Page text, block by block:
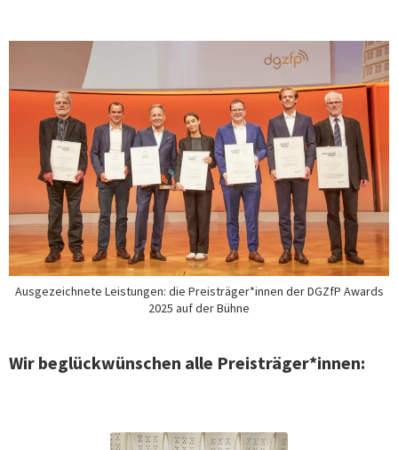
Ausgezeichnete Leistungen: die Preisträger*innen der DGZfP Awards
2025 auf der Bühne
Wir beglückwünschen alle Preisträger*innen: